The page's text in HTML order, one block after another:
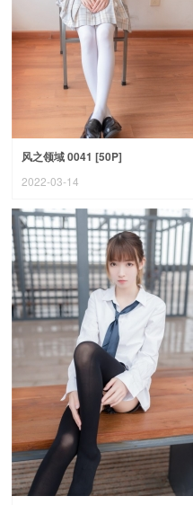
风之领域 0041 [50P]
2022-03-14